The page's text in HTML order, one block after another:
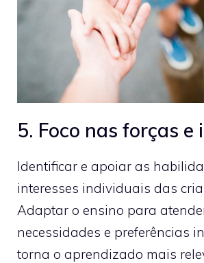
5. Foco nas forças e
Identificar e apoiar as
interesses individuais das
Adaptar o ensino para
necessidades e preferências
torna o aprendizado mais